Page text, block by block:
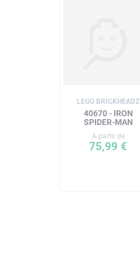
LEGO BRICKHEADZ
40670 - IRON
SPIDER-MAN
A partir de
75,99 €